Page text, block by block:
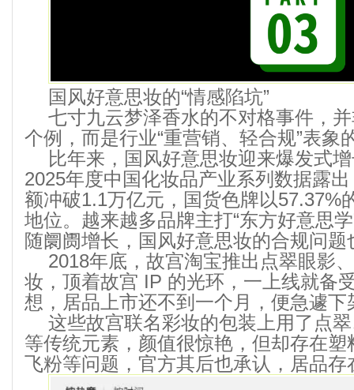
国风好意思妆的“情感陷坑”
七寸九云梦泽香水的不对格事件，
个例，而是行业“重营销、轻合规”表象
比年来，国风好意思妆迎来爆发式
2025年度中国化妆品产业系列数据露
额冲破1.1万亿元，国货色牌以57.37%
地位。越来越多品牌主打“东方好意思
随阛阓增长，国风好意思妆的合规问题
2018年底，故宫淘宝推出点翠眼影
妆，顶着故宫 IP 的光环，一上线就备
想，居品上市还不到一个月，便急遽下
这些故宫联名彩妆的包装上用了点
等传统元素，颜值很惊艳，但却存在
飞粉等问题，官方其后也承认，居品存